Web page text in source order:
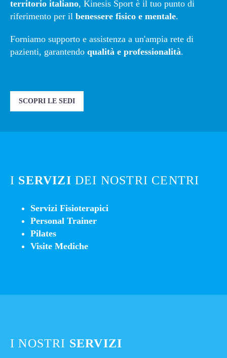
territorio italiano, Kinesis Sport è il tuo punto di
riferimento per il benessere fisico e mentale.
Forniamo supporto e assistenza a un'ampia rete di
pazienti, garantendo qualità e professionalità.
SCOPRI LE SEDI
I SERVIZI DEI NOSTRI CENTRI
Servizi Fisioterapici
Personal Trainer
Pilates
Visite Mediche
I NOSTRI SERVIZI